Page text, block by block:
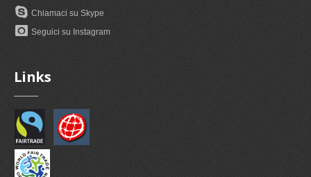
Chiamaci su Skype
Seguici su Instagram
Links